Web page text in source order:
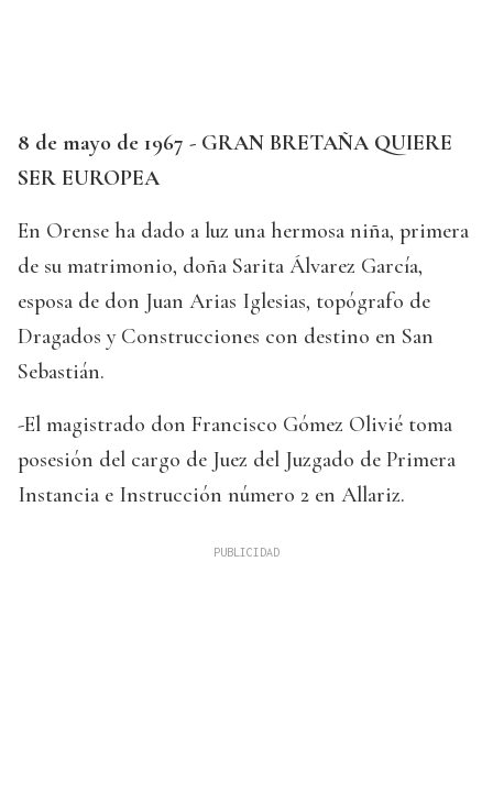
8 de mayo de 1967 - GRAN BRETAÑA QUIERE
SER EUROPEA
En Orense ha dado a luz una hermosa niña, primera
de su matrimonio, doña Sarita Álvarez García,
esposa de don Juan Arias Iglesias, topógrafo de
Dragados y Construcciones con destino en San
Sebastián.
-El magistrado don Francisco Gómez Olivié toma
posesión del cargo de Juez del Juzgado de Primera
Instancia e Instrucción número 2 en Allariz.